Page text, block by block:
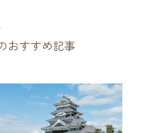
おすすめ記事